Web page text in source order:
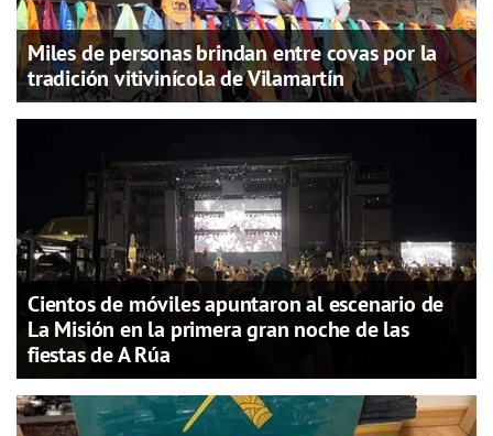
Miles de personas brindan entre covas por la
tradición vitivinícola de Vilamartín
Cientos de móviles apuntaron al escenario de
La Misión en la primera gran noche de las
fiestas de A Rúa